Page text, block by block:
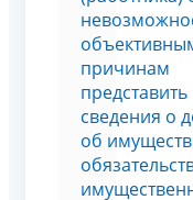
причинам
представить
сведения о
об